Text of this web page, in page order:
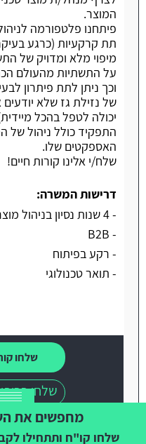
המוצר.
פיתחנו פלטפורמה
תת קרקעיות (כרגע
מיפוי מלא ומדויק של
על התשתיות מהעולם
וכך ניתן לתת פיתרון
של נזילת גז שלא
יכולה לטפל בהכל
האספקטים שלו.
שלח/י אלינו קורות חיים!
דרישות המשרה:
- 4 שנות נסיון בניהול מוצר Inbound
- B2B
- רקע בפיתוח
- תואר טכנולוגי
שלחו
שלחו
מחפשים את
שלחו קו"ח ותתחילו